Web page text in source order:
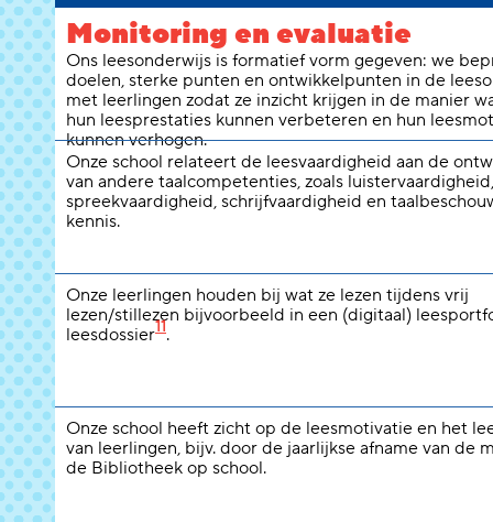
Monitoring en evaluatie
Ons leesonderwijs is formatief vorm gegeven: we
doelen, sterke punten en ontwikkelpunten in de
met leerlingen zodat ze inzicht krijgen in de manier
hun leesprestaties kunnen verbeteren en hun
kunnen verhogen.
Onze school relateert de leesvaardigheid aan de
van andere taalcompetenties, zoals luistervaardigheid,
spreekvaardigheid, schrijfvaardigheid en
kennis.
Onze leerlingen houden bij wat ze lezen tijdens vrij
lezen/stillezen bijvoorbeeld in een (digitaal)
leesdossier11.
Onze school heeft zicht op de leesmotivatie en het
van leerlingen, bijv. door de jaarlijkse afname van de
de Bibliotheek op school.